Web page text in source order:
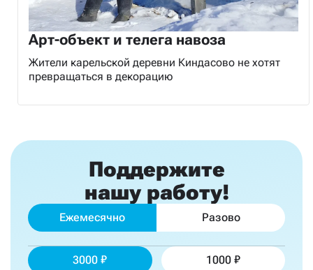
Арт-объект и телега навоза
Жители карельской деревни Киндасово не хотят
превращаться в декорацию
Поддержите
нашу работу!
Ежемесячно Разово
3000 1000